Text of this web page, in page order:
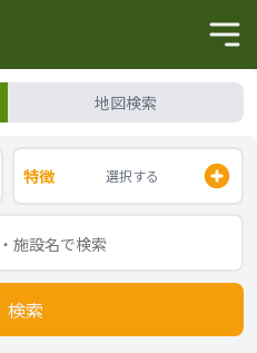
地図検索
特徴 選択する
検索